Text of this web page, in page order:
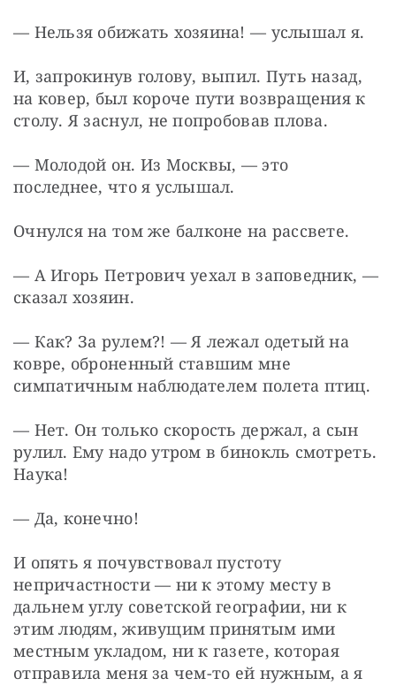
— Нельзя обижать хозяина! — услышал я.
И, запрокинув голову, выпил. Путь назад,
на ковер, был короче пути возвращения к
столу. Я заснул, не попробовав плова.
— Молодой он. Из Москвы, — это
последнее, что я услышал.
Очнулся на том же балконе на рассвете.
— А Игорь Петрович уехал в заповедник, —
сказал хозяин.
— Как? За рулем?! — Я лежал одетый на
ковре, оброненный ставшим мне
симпатичным наблюдателем полета птиц.
— Нет. Он только скорость держал, а сын
рулил. Ему надо утром в бинокль смотреть.
Наука!
— Да, конечно!
И опять я почувствовал пустоту
непричастности — ни к этому месту в
дальнем углу советской географии, ни к
этим людям, живущим принятым ими
местным укладом, ни к газете, которая
отправила меня за чем-то ей нужным, а я